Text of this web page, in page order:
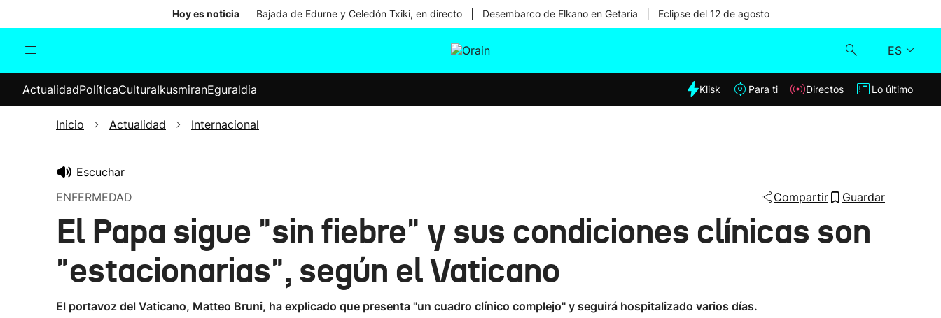
Hoy es noticia Bajada de Edurne y Celedón Txiki, en directo Desembarco de Elkano en Getaria Eclipse del 12 de agosto
ES
Internacional
Elecciones
Klisk
Lo último
ActualidadPolíticaCulturaIkusmiranEguraldia Klisk Para ti Directos Lo último
Inicio Actualidad Internacional
Escuchar
ENFERMEDAD
Compartir Guardar
El Papa sigue "sin fiebre" y sus condiciones clínicas son
"estacionarias", según el Vaticano
El portavoz del Vaticano, Matteo Bruni, ha explicado que presenta "un cuadro clínico complejo" y seguirá hospitalizado varios días.